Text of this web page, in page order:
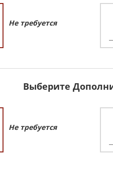
Не требуется
Выберите
Не требуется